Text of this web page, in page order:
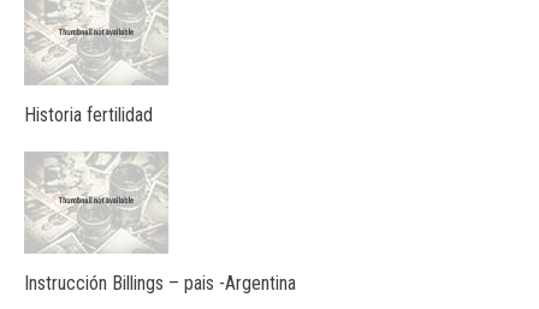
Historia fertilidad
Instrucción Billings – pais -Argentina